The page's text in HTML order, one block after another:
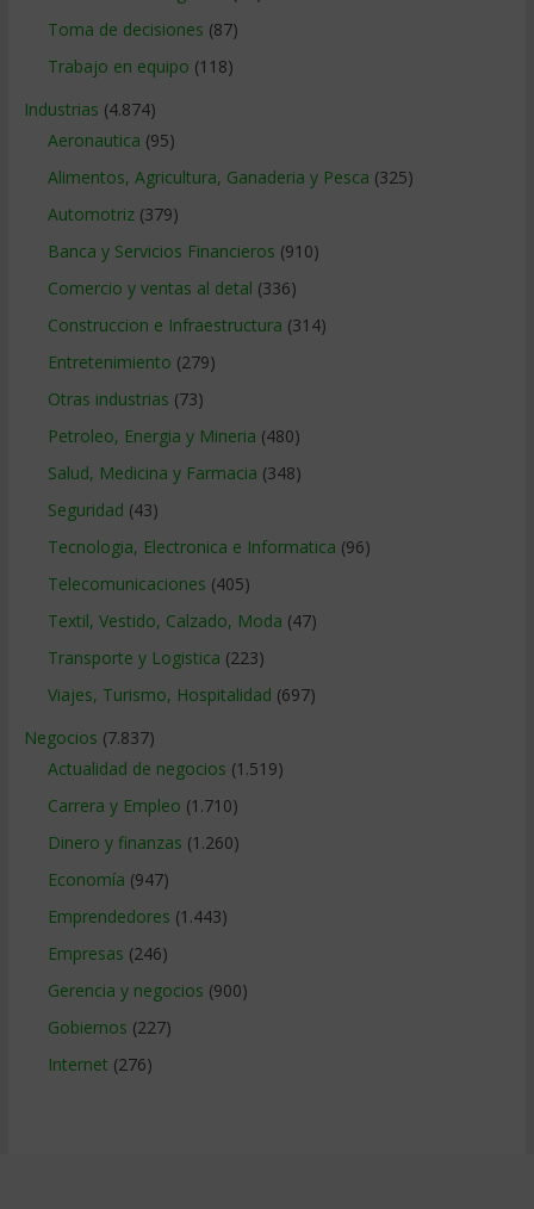
Toma de decisiones (87)
Trabajo en equipo (118)
Industrias (4.874)
Aeronautica (95)
Alimentos, Agricultura, Ganaderia y Pesca (325)
Automotriz(379)
Banca y Servicios Financieros (910)
Comercio y ventas al detal (336)
Construccion e Infraestructura (314)
Entretenimiento (279)
Otras industrias (73)
Petroleo, Energia y Mineria (480)
Salud, Medicina y Farmacia (348)
Seguridad (43)
Tecnologia, Electronica e Informatica (96)
Telecomunicaciones (405)
Textil, Vestido, Calzado, Moda (47)
Transporte y Logistica (223)
Viajes, Turismo, Hospitalidad (697)
Negocios (7.837)
Actualidad de negocios (1.519)
Carrera y Empleo (1.710)
Dinero y finanzas (1.260)
Economía (947)
Emprendedores (1.443)
Empresas (246)
Gerencia y negocios (900)
Gobiernos (227)
Internet (276)